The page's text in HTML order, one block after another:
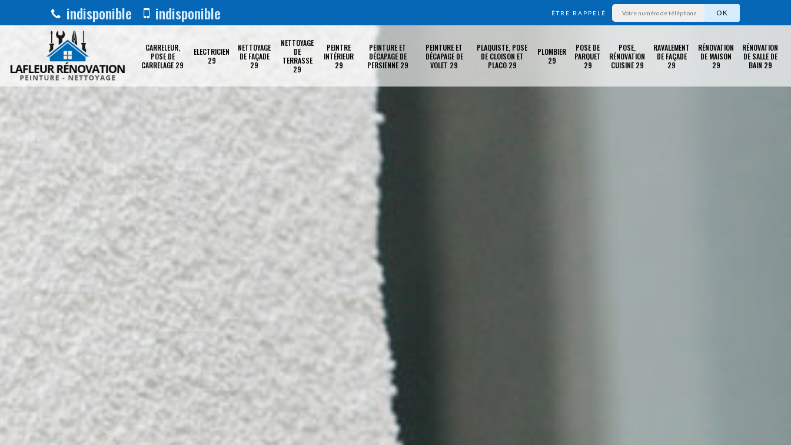
indisponible indisponible ÊTRE RAPPELÉ
CARRELEUR,
POSE DE
CARRELAGE 29
ELECTRICIEN
29
NETTOYAGE
DE FAÇADE
29
NETTOYAGE
DE
TERRASSE
29
PEINTRE
INTÉRIEUR
29
PEINTURE ET
DÉCAPAGE DE
PERSIENNE 29
PEINTURE ET
DÉCAPAGE DE
VOLET 29
PLAQUISTE, POSE
DE CLOISON ET
PLACO 29
PLOMBIER
29
POSE DE
PARQUET
29
POSE,
RÉNOVATION
CUISINE 29
RAVALEMENT
DE FAÇADE
29
RÉNOVATION
DE MAISON
29
RÉNOVATION
DE SALLE DE
BAIN 29